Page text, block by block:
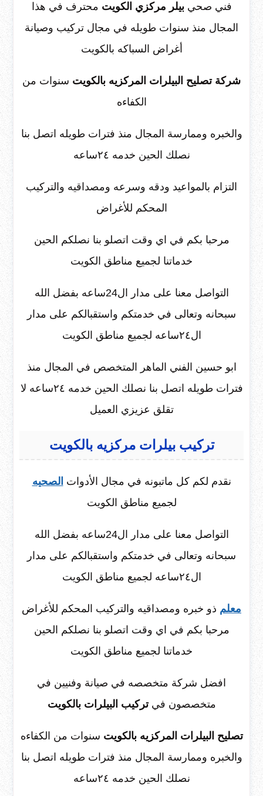
فني صحيبيلر مركزي الكويت محترف في هذا
المجال منذ سنوات طويله في مجال تركيب وصيانة
أغراض السباكه بالكويت
شركة تصليح البيلرات المركزيه بالكويت سنوات من
الكفاءه
والخبره وممارسة المجال منذ فترات طويله اتصل بنا
نصلك الحين خدمه ٢٤ساعه
التزام بالمواعيد ودقه وسرعه ومصداقيه والتركيب
المحكم للأغراض
مرحبا بكم في اي وقت اتصلو بنا نصلكم الحين
خدماتنا لجميع مناطق الكويت
التواصل معنا على مدار ال24ساعه بفضل الله
سبحانه وتعالى في خدمتكم واستقبالكم على مدار
ال٢٤ساعه لجميع مناطق الكويت
ابو حسين الفني الماهر المتخصص في المجال منذ
فترات طويله اتصل بنا نصلك الحين خدمه ٢٤ساعه لا
تقلق عزيزي العميل
تركيب بيلرات مركزيه بالكويت
نقدم لكم كل ماتبونه في مجال الأدوات الصحيه
لجميع مناطق الكويت
التواصل معنا على مدار ال24ساعه بفضل الله
سبحانه وتعالى في خدمتكم واستقبالكم على مدار
ال٢٤ساعه لجميع مناطق الكويت
معلم ذو خبره ومصداقيه والتركيب المحكم للأغراض
مرحبا بكم في اي وقت اتصلو بنا نصلكم الحين
خدماتنا لجميع مناطق الكويت
افضل شركة متخصصه في صيانة وفنيين في
متخصصون فيتركيب البيلرات بالكويت
تصليح البيلرات المركزيه بالكويت سنوات من الكفاءه
والخبره وممارسة المجال منذ فترات طويله اتصل بنا
نصلك الحين خدمه ٢٤ساعه